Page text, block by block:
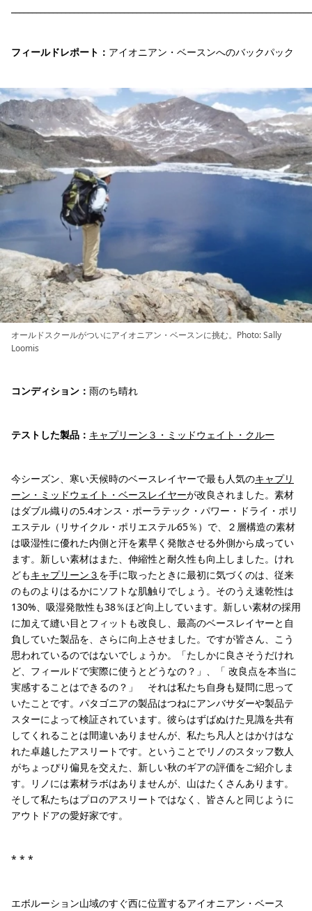
フィールドレポート： アイオニアン・ベースンへのバックパック
オールドスクールがついにアイオニアン・ベースンに挑む。Photo: Sally
Loomis
コンディション： 雨のち晴れ
テストした製品： キャプリーン３・ミッドウェイト・クルー
今シーズン、寒い天候時のベースレイヤーで最も人気のキャプリ
ーン・ミッドウェイト・ベースレイヤーが改良されました。素材
はダブル織りの5.4オンス・ポーラテック・パワー・ドライ・ポリ
エステル（リサイクル・ポリエステル65％）で、２層構造の素材
は吸湿性に優れた内側と汗を素早く発散させる外側から成ってい
ます。新しい素材はまた、伸縮性と耐久性も向上しました。けれ
どもキャプリーン３ を手に取ったときに最初に気づくのは、従来
のものよりはるかにソフトな肌触りでしょう。そのうえ速乾性は
130%、吸湿発散性も38％ほど向上しています。新しい素材の採用
に加えて縫い目とフィットも改良し、最高のベースレイヤーと自
負していた製品を、さらに向上させました。ですが皆さん、こう
思われているのではないでしょうか。「たしかに良さそうだけれ
ど、フィールドで実際に使うとどうなの？」、「 改良点を本当に
実感することはできるの？」 それは私たち自身も疑問に思って
いたことです。パタゴニアの製品はつねにアンバサダーや製品テ
スターによって検証されています。彼らはずばぬけた見識を共有
してくれることは間違いありませんが、私たち凡人とはかけはな
れた卓越したアスリートです。ということでリノのスタッフ数人
がちょっぴり偏見を交えた、新しい秋のギアの評価をご紹介しま
す。リノには素材ラボはありませんが、山はたくさんあります。
そして私たちはプロのアスリートではなく、皆さんと同じように
アウトドアの愛好家です。
* * *
エボルーション山域のすぐ西に位置するアイオニアン・ベース